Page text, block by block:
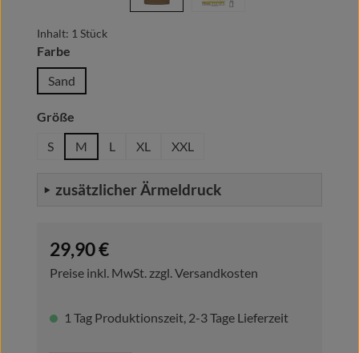
Inhalt: 1 Stück
Farbe
Sand
Größe
S
M L XL XXL
zusätzlicher Ärmeldruck
Regulärer Preis:
29,90 €
Preise inkl. MwSt. zzgl. Versandkosten
1 Tag Produktionszeit, 2-3 Tage Lieferzeit